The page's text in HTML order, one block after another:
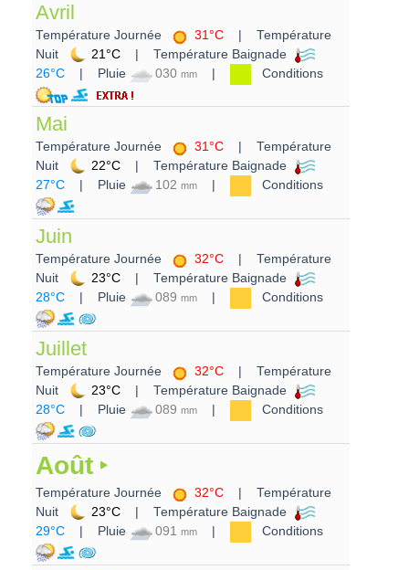
Avril
Température Journée 31°C | Température
Nuit
21°C | Température Baignade
26°C | Pluie 030 mm Conditions
Mai
Température Journée 31°C | Température
Nuit
22°C | Température Baignade
27°C | Pluie 102 mm Conditions
Juin
Température Journée 32°C | Température
Nuit
23°C | Température Baignade
28°C | Pluie 089 mm Conditions
Juillet
Température Journée 32°C | Température
Nuit
23°C | Température Baignade
28°C | Pluie 089 mm Conditions
Août
Température Journée 32°C | Température
Nuit
23°C | Température Baignade
29°C | Pluie 091 mm Conditions